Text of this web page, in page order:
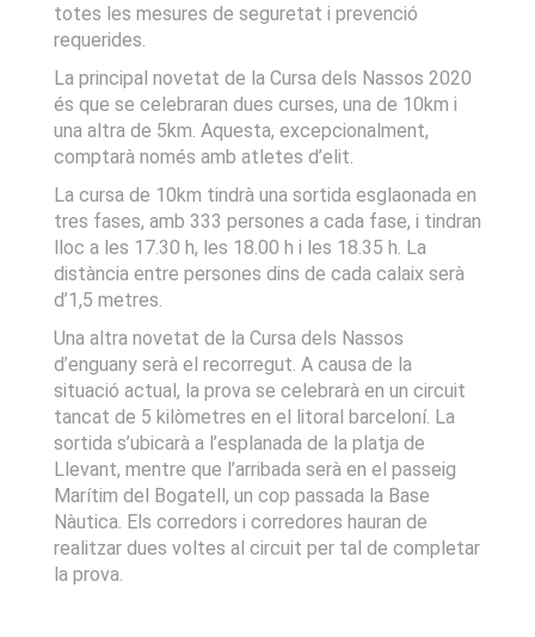
totes les mesures de seguretat i prevenció
requerides.
La principal novetat de la Cursa dels Nassos 2020
és que se celebraran dues curses, una de 10km i
una altra de 5km. Aquesta, excepcionalment,
comptarà només amb atletes d’elit.
La cursa de 10km tindrà una sortida esglaonada en
tres fases, amb 333 persones a cada fase, i tindran
lloc a les 17.30 h, les 18.00 h i les 18.35 h. La
distància entre persones dins de cada calaix serà
d’1,5 metres.
Una altra novetat de la Cursa dels Nassos
d’enguany serà el recorregut. A causa de la
situació actual, la prova se celebrarà en un circuit
tancat de 5 kilòmetres en el litoral barceloní. La
sortida s’ubicarà a l’esplanada de la platja de
Llevant, mentre que l’arribada serà en el passeig
Marítim del Bogatell, un cop passada la Base
Nàutica. Els corredors i corredores hauran de
realitzar dues voltes al circuit per tal de completar
la prova.